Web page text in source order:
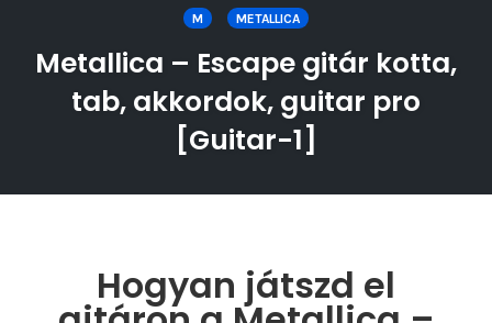
M METALLICA
Metallica – Escape gitár kotta,
tab, akkordok, guitar pro
[Guitar-1]
Hogyan játszd el